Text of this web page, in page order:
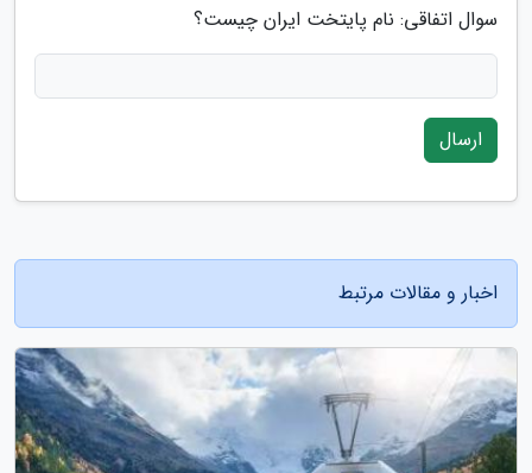
سوال اتفاقی: نام پایتخت ایران چیست؟
ارسال
اخبار و مقالات مرتبط